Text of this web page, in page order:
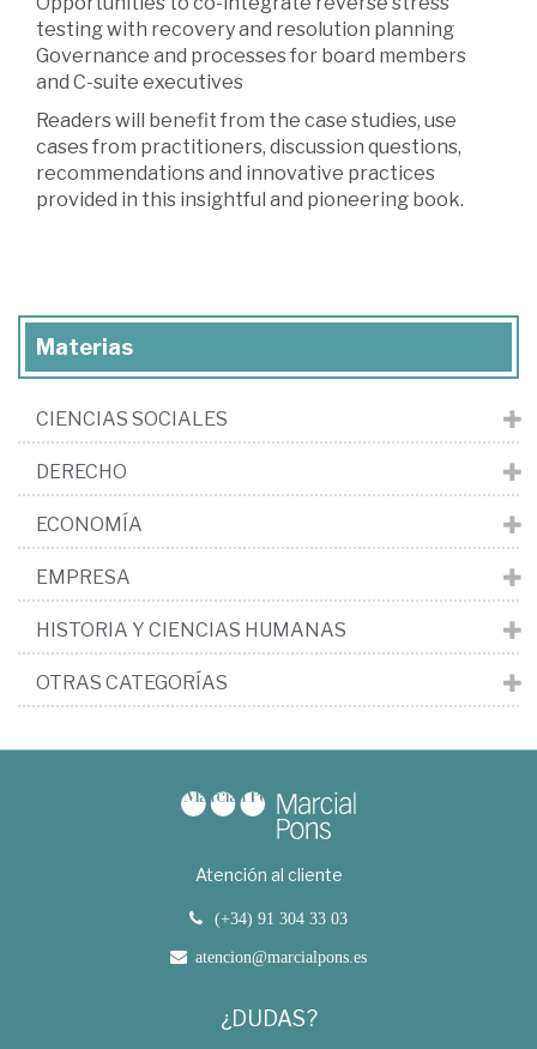
testing with recovery and resolution planning
Governance and processes for board members
and C-suite executives
Readers will benefit from the case studies, use
cases from practitioners, discussion questions,
recommendations and innovative practices
provided in this insightful and pioneering book.
Materias
CIENCIAS SOCIALES
DERECHO
ECONOMÍA
EMPRESA
HISTORIA Y CIENCIAS HUMANAS
OTRAS CATEGORÍAS
Atención al cliente
(+34) 91 304 33 03
atencion@marcialpons.es
¿DUDAS?